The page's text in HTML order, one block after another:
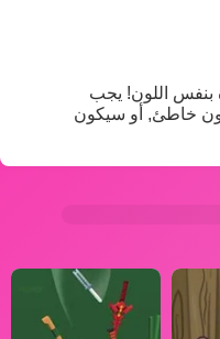
بنفس اللون! يجب
خاطئ, أو سيكون